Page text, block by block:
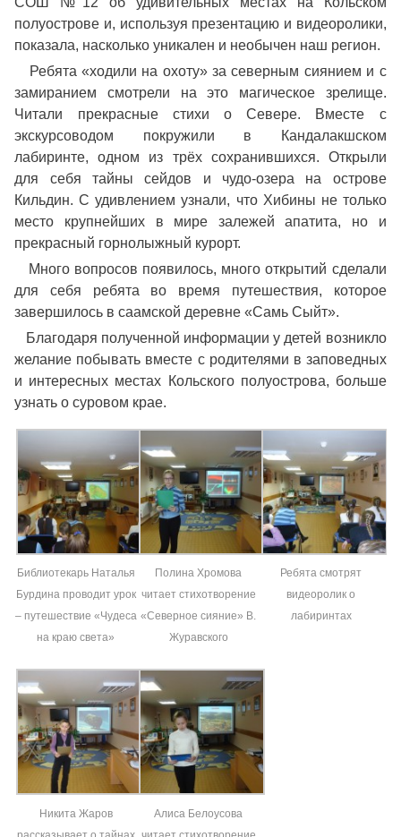
полуострове и, используя презентацию и видеоролики,
показала, насколько уникален и необычен наш регион.
Ребята «ходили на охоту» за северным сиянием и с
замиранием смотрели на это магическое зрелище.
Читали прекрасные стихи о Севере. Вместе с
экскурсоводом покружили в Кандалакшском
лабиринте, одном из трёх сохранившихся. Открыли
для себя тайны сейдов и чудо-озера на острове
Кильдин. С удивлением узнали, что Хибины не только
место крупнейших в мире залежей апатита, но и
прекрасный горнолыжный курорт.
Много вопросов появилось, много открытий сделали
для себя ребята во время путешествия, которое
завершилось в саамской деревне «Самь Сыйт».
Благодаря полученной информации у детей возникло
желание побывать вместе с родителями в заповедных
и интересных местах Кольского полуострова, больше
узнать о суровом крае.
Библиотекарь Наталья
Бурдина проводит урок
– путешествие «Чудеса
на краю света»
Полина Хромова
читает стихотворение
«Северное сияние» В.
Журавского
Ребята смотрят
видеоролик о
лабиринтах
Никита Жаров
Алиса Белоусова